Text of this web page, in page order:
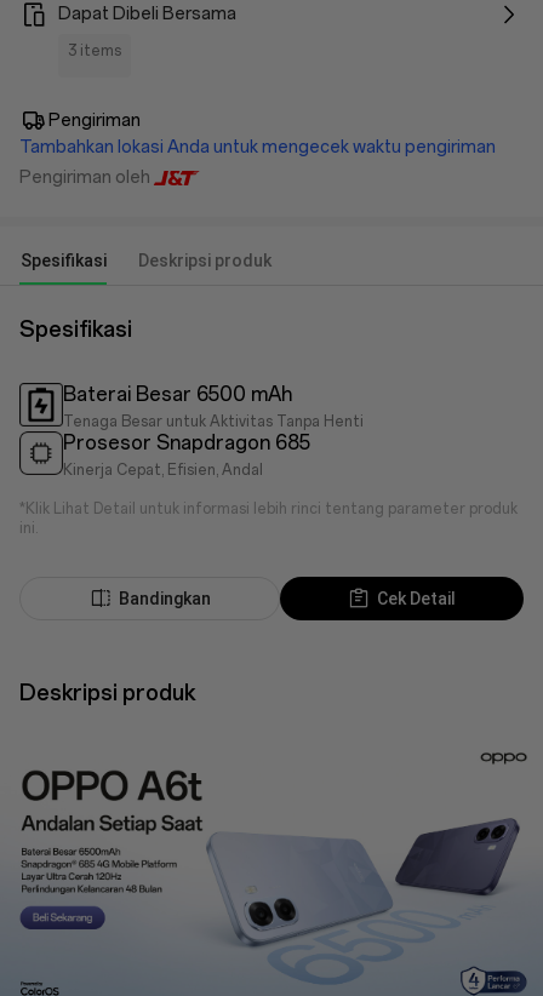
Dapat Dibeli Bersama
3 items
Pengiriman
Tambahkan lokasi Anda untuk mengecek waktu pengiriman
Pengiriman oleh
Spesifikasi Deskripsi produk
Spesifikasi
Baterai Besar 6500 mAh
Tenaga Besar untuk Aktivitas Tanpa Henti
Prosesor Snapdragon 685
Kinerja Cepat, Efisien, Andal
*Klik Lihat Detail untuk informasi lebih rinci tentang parameter produk
ini.
Bandingkan Cek Detail
Deskripsi produk